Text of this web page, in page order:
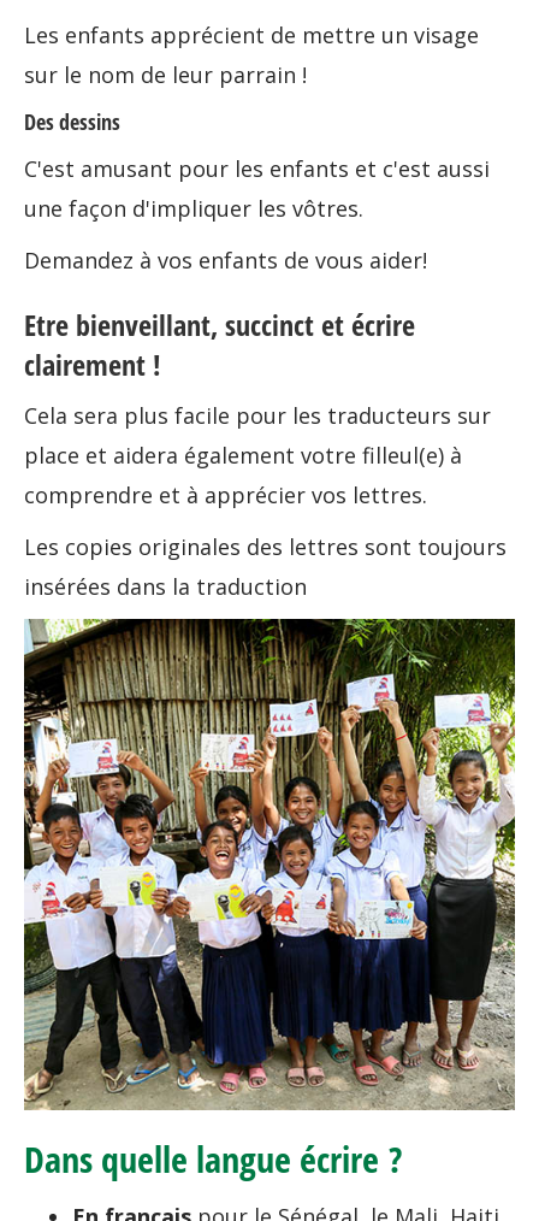
Les enfants apprécient de mettre un visage
sur le nom de leur parrain !
Des dessins
C'est amusant pour les enfants et c'est aussi
une façon d'impliquer les vôtres.
Demandez à vos enfants de vous aider!
Etre bienveillant, succinct et écrire
clairement !
Cela sera plus facile pour les traducteurs sur
place et aidera également votre filleul(e) à
comprendre et à apprécier vos lettres.
Les copies originales des lettres sont toujours
insérées dans la traduction
Dans quelle langue écrire ?